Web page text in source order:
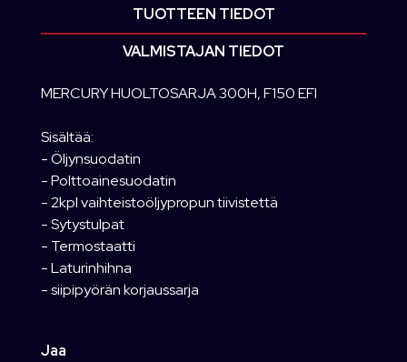
TUOTTEEN TIEDOT
VALMISTAJAN TIEDOT
MERCURY HUOLTOSARJA 300H, F150 EFI
Sisältää:
- Öljynsuodatin
- Polttoainesuodatin
- 2kpl vaihteistoöljypropun tiivistettä
- Sytystulpat
- Termostaatti
- Laturinhihna
- siipipyörän korjaussarja
Jaa